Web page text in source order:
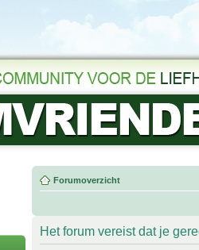
Forumoverzicht
Het forum vereist dat je